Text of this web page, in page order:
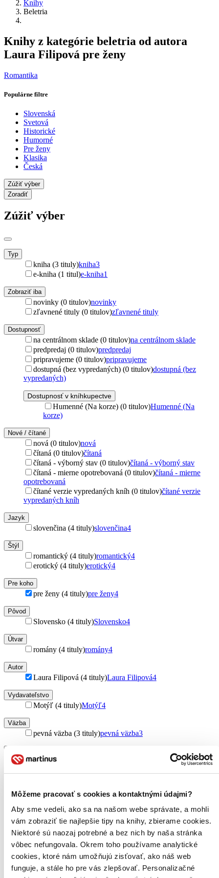
Môžeme pracovať s cookies a kontaktnými údajmi?
Aby sme vedeli, ako sa na našom webe správate, a mohli
vám zobraziť tie najlepšie tipy na knihy, zbierame cookies.
Niektoré sú naozaj potrebné a bez nich by naša stránka
vôbec nefungovala. Okrem toho používame analytické
cookies, ktoré nám umožňujú zisťovať, ako náš web
funguje, a stále ho pre vás zlepšovať. Personalizačné
Knihy
Beletria
Knihy z kategórie beletria od autora
Laura Filipová pre ženy
Romantika
Populárne filtre
Slovenská
Svetová
Historické
Humorné
Pre ženy
Klasika
Česká
Zúžiť výber
Zoradiť
Zúžiť výber
Typ
kniha (3 tituly)kniha3
e-kniha (1 titul)e-kniha1
Zobraziť iba
novinky (0 titulov)novinky
zľavnené tituly (0 titulov)zľavnené tituly
Dostupnosť
na centrálnom sklade (0 titulov)na centrálnom sklade
predpredaj (0 titulov)predpredaj
pripravujeme (0 titulov)pripravujeme
dostupná (bez vypredaných) (0 titulov)dostupná (bez
vypredaných)
Dostupnosť v kníhkupectve
Humenné (Na korze) (0 titulov)Humenné (Na
korze)
Nové / čítané
nová (0 titulov)nová
čítaná (0 titulov)čítaná
čítaná - výborný stav (0 titulov)čítaná - výborný stav
čítaná - mierne opotrebovaná (0 titulov)čítaná - mierne
opotrebovaná
čítané verzie vypredaných kníh (0 titulov)čítané verzie
vypredaných kníh
Jazyk
slovenčina (4 tituly)slovenčina4
Štýl
romantický (4 tituly)romantický4
erotický (4 tituly)erotický4
Pre koho
pre ženy (4 tituly)pre ženy4
Pôvod
Slovensko (4 tituly)Slovensko4
Útvar
romány (4 tituly)romány4
Autor
Laura Filipová (4 tituly)Laura Filipová4
Vydavateľstvo
Motýľ (4 tituly)Motýľ4
Väzba
pevná väzba (3 tituly)pevná väzba3
E-kniha: PDF (1 titul)
Zúžiť výber
Zoradiť
Bestsellery
Top hodnotené